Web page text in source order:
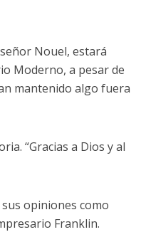
Nouel, estará
Moderno, a pesar de
mantenido algo fuera
“Gracias a Dios y al
opiniones como
Franklin.